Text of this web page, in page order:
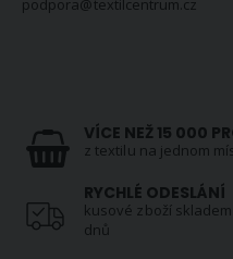
podpora@textilcentrum.cz
VÍCE NEŽ 15 000
z textilu na jednom
RYCHLÉ ODESLÁNÍ
kusové zboží
dnů